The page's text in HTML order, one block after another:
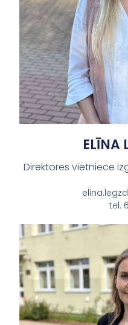
ELĪNA
Direktores vietniece
tel.